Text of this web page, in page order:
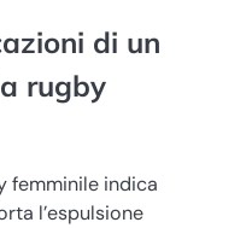
di un
rugby
femminile indica
l’espulsione